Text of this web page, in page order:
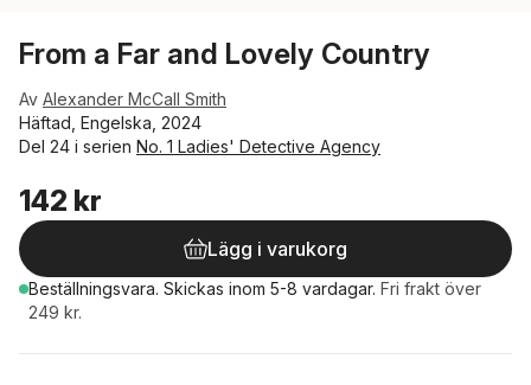
From a Far and Lovely Country
Av Alexander McCall Smith
Häftad, Engelska, 2024
Del 24 i serien No. 1 Ladies' Detective Agency
142 kr
Lägg i varukorg
Beställningsvara. Skickas inom 5-8 vardagar. Fri frakt över
249 kr.